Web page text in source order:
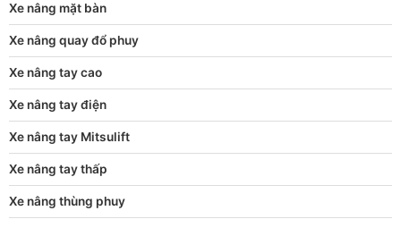
Xe nâng mặt bàn
Xe nâng quay đổ phuy
Xe nâng tay cao
Xe nâng tay điện
Xe nâng tay Mitsulift
Xe nâng tay thấp
Xe nâng thùng phuy